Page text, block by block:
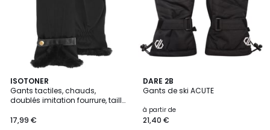
ISOTONER
Gants tactiles, chauds,
doublés imitation fourrure, taille
17,99 €
5
/
5
DARE 2B
Gants de ski ACUTE
à partir de
21,40 €